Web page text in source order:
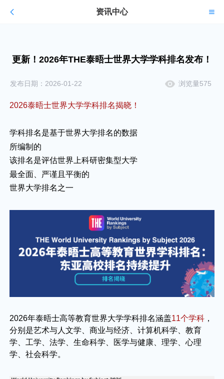
资讯中心
更新！2026年THE泰晤士世界大学学科排名发布！
发布日期：2026-01-22 浏览量575
2026泰晤士世界大学学科排名揭晓！
学科排名是基于世界大学排名的数据
所编制的
该排名是评估世界上科研密集型大学
最全面、严谨且平衡的
世界大学排名之一
2026年泰晤士高等教育世界大学学科排名涵盖11个学科 ，
分别是艺术与人文学、商业与经济、计算机科学、教育
学、工学、法学、生命科学、医学与健康、理学、心理
学、社会科学。